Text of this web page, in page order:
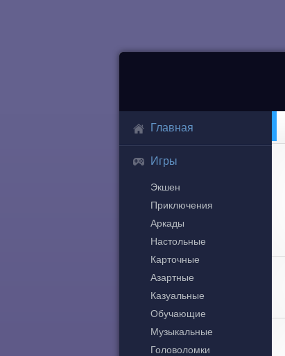
Главная
Игры
Экшен
Приключения
Аркады
Настольные
Карточные
Азартные
Казуальные
Обучающие
Музыкальные
Головоломки